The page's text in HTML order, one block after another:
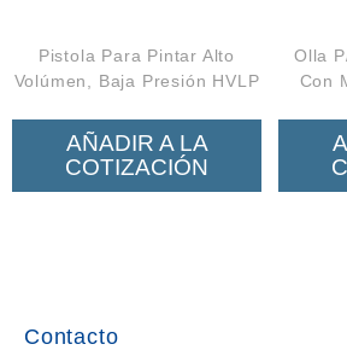
Pistola Para Pintar Alto
Volúmen, Baja Presión HVLP
AÑADIR A LA
COTIZACIÓN
Olla
Con
Contacto